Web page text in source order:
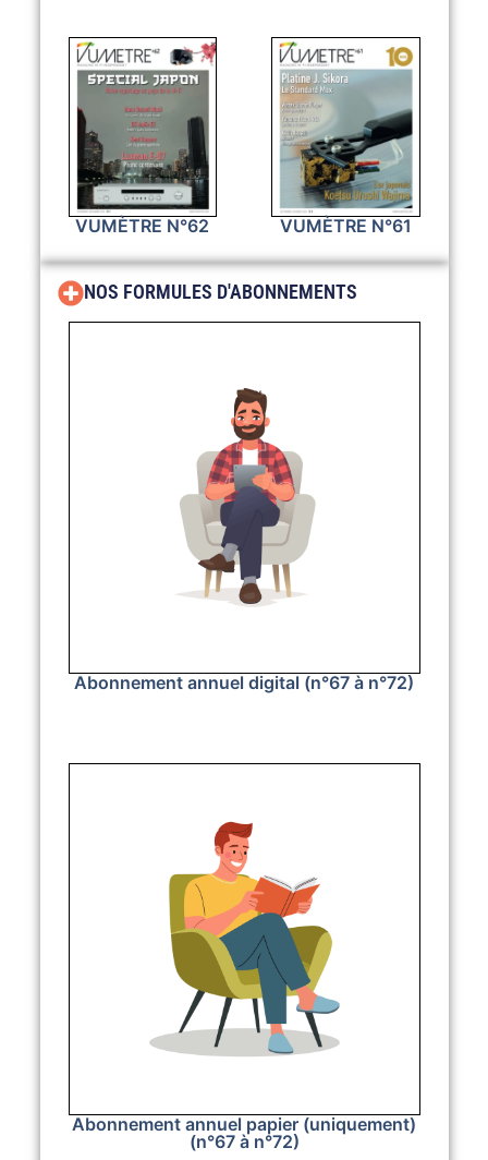
VUMÈTRE N°62 VUMÈTRE N°61
NOS FORMULES D'ABONNEMENTS
Abonnement annuel digital (n°67 à n°72)
Abonnement annuel papier (uniquement)
(n°67 à n°72)